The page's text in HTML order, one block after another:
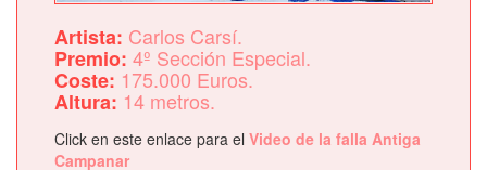
Artista: Carlos Carsí.
Premio: 4º Sección Especial.
Coste: 175.000 Euros.
Altura: 14 metros.
Click en este enlace para el Video de la falla Antiga
Campanar